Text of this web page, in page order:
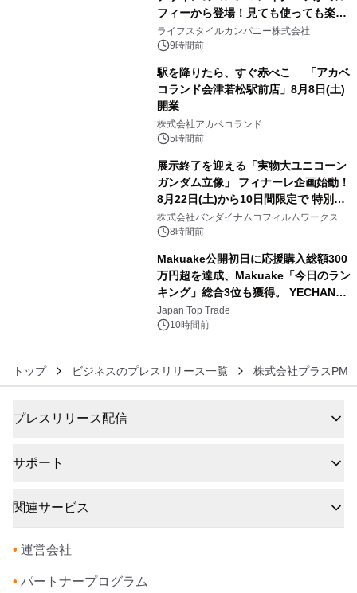
フィーから登場！見ても使っても楽し
い、ポップでキュートなコレクショ
ン。
ライフスタイルカンパニー株式会社
9時間前
駅を降りたら、すぐ赤べこ 「アカベ
コランド会津若松駅前店」8月8日(土)
開業
株式会社アカベコランド
5時間前
展示終了を迎える「実物大ユニコーン
ガンダム立像」 フィナーレ企画始動！
8月22日(土)から10日間限定で 特別映
像『UNICORN GUNDAM Statue ―
BEYOND POSSIBILITY ―』を上映！
株式会社バンダイナムコフィルムワークス
8時間前
Makuake公開初日に応援購入総額300
万円超を達成、Makuake「今日のラン
キング」総合3位も獲得。 YECHAN音
浴シンギングボウル第2弾の大型サイ
ズ（XL・2XL・3XL）を先行販売中
Japan Top Trade
10時間前
トップ ビジネスのプレスリリース一覧 株式会社プラスPM
プレスリリース配信
サポート
関連サービス
• 運営会社
• パートナープログラム